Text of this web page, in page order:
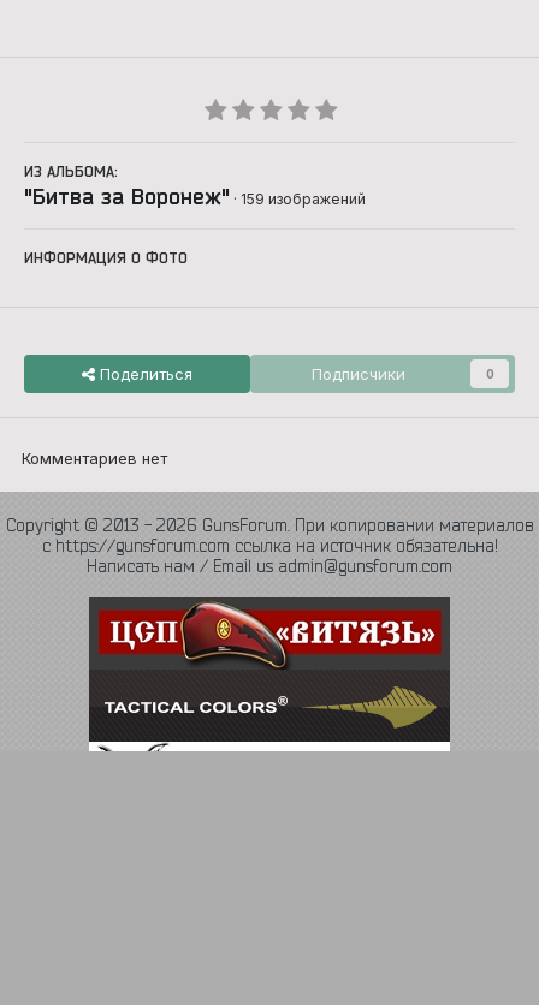
ИЗ АЛЬБОМА:
"Битва за Воронеж" · 159 изображений
ИНФОРМАЦИЯ О ФОТО
Поделиться Подписчики 0
Комментариев нет
Copyright © 2013 - 2026 GunsForum. При копировании материалов
с https://gunsforum.com ссылка на источник обязательна!
Написать нам / Email us admin@gunsforum.com